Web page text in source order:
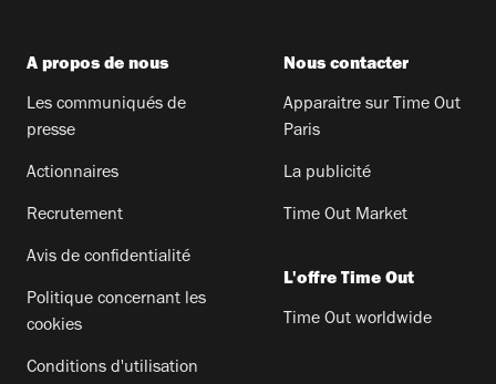
A propos de nous
Les communiqués de
presse
Actionnaires
Recrutement
Avis de confidentialité
Politique concernant les
cookies
Conditions d'utilisation
Nous contacter
Apparaitre sur Time Out
Paris
La publicité
Time Out Market
L'offre Time Out
Time Out worldwide